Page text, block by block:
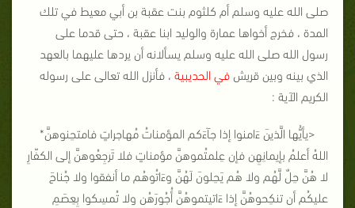
صلى الله عليه وسلم أم كلثوم بنت عقبة بن أبي معيط في تلك
المدة ، فخرج أخواها عمارة والوليد ابنا عقبة ، حتى قدما على
رسول الله صلى الله عليه وسلم يسألانه أن يردها عليهما بالعهد
الذي بينه وبين قريش في الحديبية ، فأنزل الله تعالى على رسوله
الكريم الآية :
<يأيُّها الَّذينَ ءَامنوا إذا جآءَكم المؤمناتُ مُهاجراتٍ فامتحِنوهنَّ*
اللهُ أعلمُ بإيمانِهِن فإن عِلمتُموهنَّ مؤمناتٍ فلا تَرجِعُوهنَّ إلى الكفّارِ
لا هُنَّ حِلٌ لَّهُم ولا هُم يَحِلونَ لَهُنَّ وءَاتُوهُم ما أنفقوا ولا جُناحَ
عليكُم أن تنكِحوهُنَّ إذا ءَاتيتموهُنَّ أُجُورَهُن ولا تُمسِكوا بِعِصَمِ